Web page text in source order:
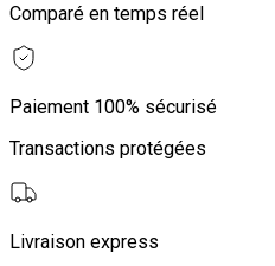
Comparé en temps réel
Paiement 100% sécurisé
Transactions protégées
Livraison express